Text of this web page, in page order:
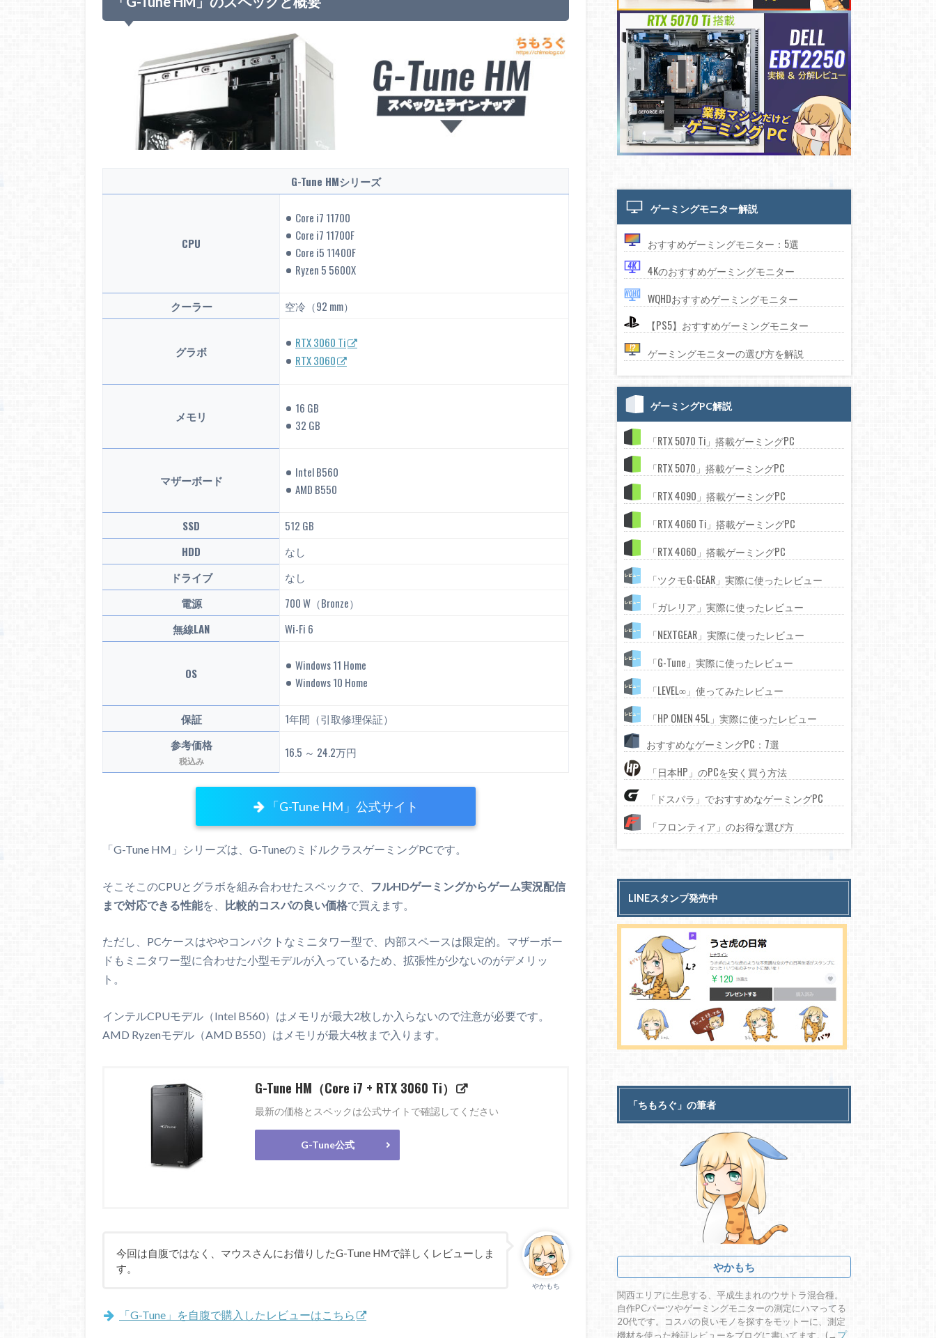
G-Tune HMシリーズ
CPU
Core i7 11700
Core i7 11700F
Core i5 11400F
Ryzen 5 5600X
クーラー 空冷（92 mm）
グラボ
RTX 3060 Ti
RTX 3060
メモリ
16 GB
32 GB
マザーボード
Intel B560
AMD B550
SSD
512 GB
HDD
なし
ドライブ
なし
電源
700 W（Bronze）
無線LAN
Wi-Fi 6
OS
Windows 11 Home
Windows 10 Home
保証
1年間（引取修理保証）
参考価格
税込み
16.5 ～ 24.2万円
「G-Tune HM」公式サイト
「G-Tune HM」シリーズは、G-TuneのミドルクラスゲーミングPCです。
そこそこのCPUとグラボを組み合わせたスペックで、 フルHDゲーミングからゲーム実況配信
まで対応できる性能を、 比較的コスパの良い価格で買えます。
ただし、PCケースはややコンパクトなミニタワー型で、内部スペースは限定的。マザーボー
ドもミニタワー型に合わせた小型モデルが入っているため、拡張性が少ないのがデメリッ
ト。
インテルCPUモデル（Intel B560）はメモリが最大2枚しか入らないので注意が必要です。
AMD Ryzenモデル（AMD B550）はメモリが最大4枚まで入ります。
G-Tune HM（Core i7 + RTX 3060 Ti）
最新の価格とスペックは公式サイトで確認してください
G-Tune公式
やかもち
今回は自腹ではなく、マウスさんにお借りしたG-Tune HMで詳しくレビューしま
す。
「G-Tune」を自腹で購入したレビューはこちら
ゲーミングモニター解説
おすすめゲーミングモニター：5選
4Kのおすすめゲーミングモニター
WQHDおすすめゲーミングモニター
【PS5】おすすめゲーミングモニター
ゲーミングモニターの選び方を解説
ゲーミングPC解説
「RTX 5070 Ti」搭載ゲーミングPC
「RTX 5070」搭載ゲーミングPC
「RTX 4090」搭載ゲーミングPC
「RTX 4060 Ti」搭載ゲーミングPC
「RTX 4060」搭載ゲーミングPC
「ツクモG-GEAR」実際に使ったレビュー
「ガレリア」実際に使ったレビュー
「NEXTGEAR」実際に使ったレビュー
「G-Tune」実際に使ったレビュー
「LEVEL∞」使ってみたレビュー
「HP OMEN 45L」実際に使ったレビュー
おすすめなゲーミングPC：7選
「日本HP」のPCを安く買う方法
「ドスパラ」でおすすめなゲーミングPC
「フロンティア」のお得な選び方
LINEスタンプ発売中
「ちもろぐ」の筆者
やかもち
関西エリアに生息する、平成生まれのウサトラ混合種。
自作PCパーツやゲーミングモニターの測定にハマってる
20代です。コスパの良いモノを探すをモットーに、測定
機材を使った検証レビューをブログに書いてます。(→プ